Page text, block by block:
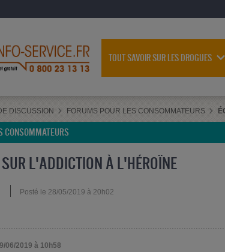
TOUT SAVOIR SUR LES DROGUES
DISCUSSION FORUMS POUR LES CONSOMMATEURS
CONSOMMATEURS
SUR L'ADDICTION À L'HÉROÏNE
Posté le 28/05/2019 à 20h02
06/2019 à 10h58